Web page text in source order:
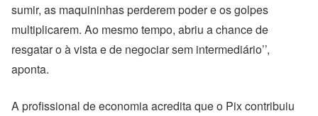
sumir, as maquininhas perderem poder e os golpes
multiplicarem. Ao mesmo tempo, abriu a chance de
resgatar o à vista e de negociar sem intermediário’’,
aponta.
A profissional de economia acredita que o Pix contribuiu